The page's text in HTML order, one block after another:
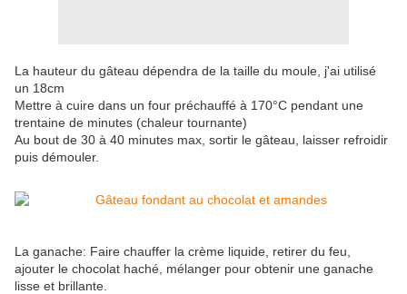
La hauteur du gâteau dépendra de la taille du moule, j'ai utilisé
un 18cm
Mettre à cuire dans un four préchauffé à 170°C pendant une
trentaine de minutes (chaleur tournante)
Au bout de 30 à 40 minutes max, sortir le gâteau, laisser refroidir
puis démouler.
La ganache: Faire chauffer la crème liquide, retirer du feu,
ajouter le chocolat haché, mélanger pour obtenir une ganache
lisse et brillante.